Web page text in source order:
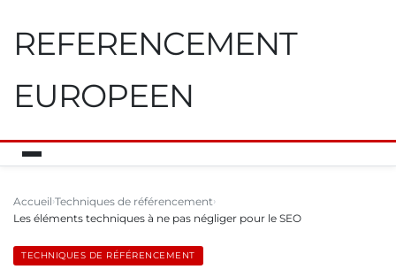
REFERENCEMENT
EUROPEEN
Accueil Techniques de référencement
Les éléments techniques à ne pas négliger pour le SEO
TECHNIQUES DE RÉFÉRENCEMENT